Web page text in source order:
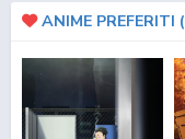
ANIME PREFERITI (